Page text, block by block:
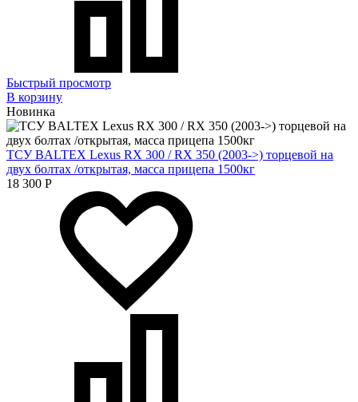
Быстрый просмотр
В корзину
Новинка
ТСУ BALTEX Lexus RX 300 / RX 350 (2003->) торцевой на
двух болтах /открытая, масса прицепа 1500кг
18 300 Р